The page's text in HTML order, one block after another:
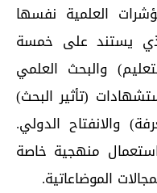
العلمية نفسها
يستند على خمسة
والبحث العلمي
(تأثير البحث)
والانفتاح الدولي.
منهجية خاصة
الموضاعاتية.